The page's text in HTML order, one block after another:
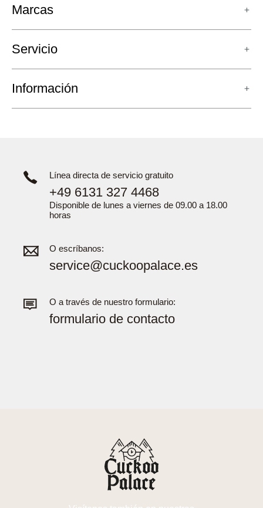
Marcas
Servicio
Información
Línea directa de servicio gratuito
+49 6131 327 4468
Disponible de lunes a viernes de 09.00 a 18.00
horas
O escríbanos:
service@cuckoopalace.es
O a través de nuestro formulario:
formulario de contacto